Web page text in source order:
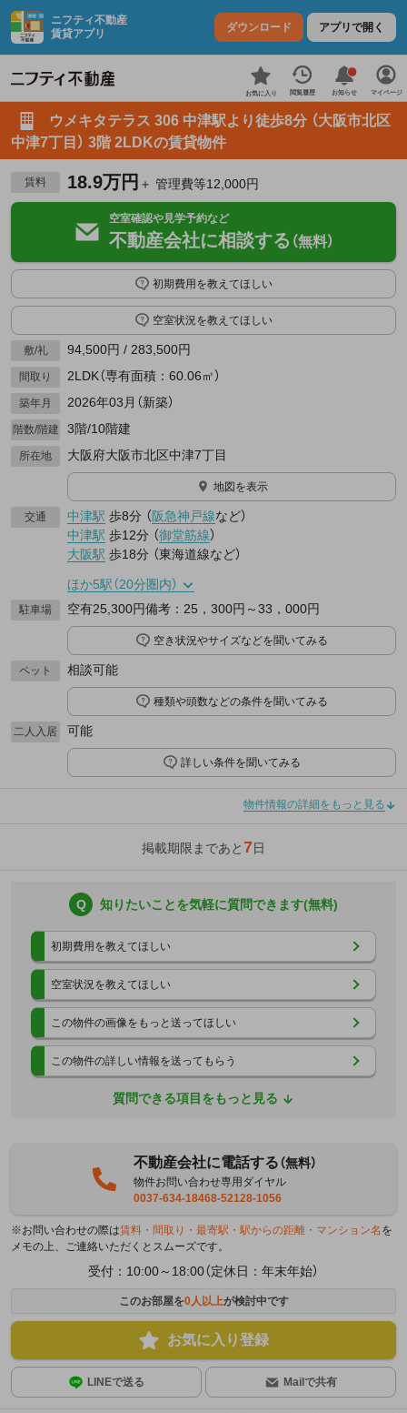
ニフティ不動産
賃貸アプリ
ダウンロード アプリで開く
お気に入り 閲覧履歴 お知らせ マイページ
ウメキタテラス 306 中津駅より徒歩8分 （大阪市北区
中津7丁目） 3階 2LDKの賃貸物件
賃料 18.9万円 ＋ 管理費等12,000円
空室確認や見学予約など
不動産会社に相談する （無料）
初期費用を教えてほしい
空室状況を教えてほしい
敷/礼 94,500円 / 283,500円
間取り 2LDK（専有面積：60.06㎡）
築年月 2026年03月（新築）
階数/階建 3階/10階建
所在地 大阪府大阪市北区中津7丁目
地図を表示
交通 中津駅 歩8分 （阪急神戸線など）
中津駅 歩12分 （御堂筋線）
大阪駅 歩18分 （東海道線など）
ほか5駅（20分圏内）
駐車場 空有25,300円備考：25，300円～33，000円
空き状況やサイズなどを聞いてみる
ペット 相談可能
種類や頭数などの条件を聞いてみる
二人入居 可能
詳しい条件を聞いてみる
物件情報の詳細をもっと見る
掲載期限まであと7日
Q 知りたいことを気軽に質問できます(無料)
初期費用を教えてほしい
空室状況を教えてほしい
この物件の画像をもっと送ってほしい
この物件の詳しい情報を送ってもらう
質問できる項目をもっと見る
不動産会社に電話する（無料）
物件お問い合わせ専用ダイヤル
0037-634-18468-52128-1056
※お問い合わせの際は賃料・間取り・最寄駅・駅からの距離・マンション名 を
メモの上、ご連絡いただくとスムーズです。
受付：10:00～18:00（定休日：年末年始）
このお部屋を0人以上が検討中です
お気に入り登録
LINEで送る Mailで共有